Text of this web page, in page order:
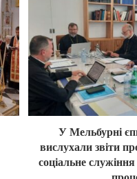
У Мельбурні
вислухали звіти
соціальне